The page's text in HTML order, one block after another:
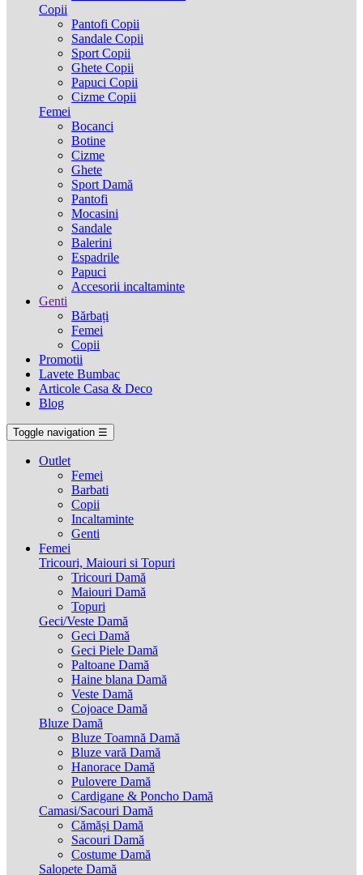
Copii
Pantofi Copii
Sandale Copii
Sport Copii
Ghete Copii
Papuci Copii
Cizme Copii
Femei
Bocanci
Botine
Cizme
Ghete
Sport Damă
Pantofi
Mocasini
Sandale
Balerini
Espadrile
Papuci
Accesorii incaltaminte
Genti
Bărbați
Femei
Copii
Promotii
Lavete Bumbac
Articole Casa & Deco
Blog
Toggle navigation ☰
Outlet
Femei
Barbati
Copii
Incaltaminte
Genti
Femei
Tricouri, Maiouri si Topuri
Tricouri Damă
Maiouri Damă
Topuri
Geci/Veste Damă
Geci Damă
Geci Piele Damă
Paltoane Damă
Haine blana Damă
Veste Damă
Cojoace Damă
Bluze Damă
Bluze Toamnă Damă
Bluze vară Damă
Hanorace Damă
Pulovere Damă
Cardigane & Poncho Damă
Camasi/Sacouri Damă
Cămăși Damă
Sacouri Damă
Costume Damă
Salopete Damă